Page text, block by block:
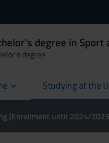
degree in Sport
degree
Studying at the
(Enrollment until 2024/